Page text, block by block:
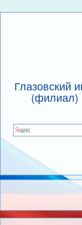
Глазовский